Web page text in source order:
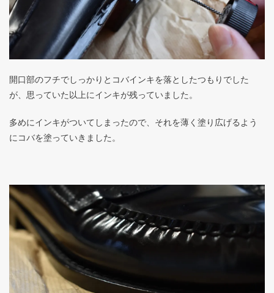
開口部のフチでしっかりとコバインキを落としたつもりでした
が、思っていた以上にインキが残っていました。
多めにインキがついてしまったので、それを薄く塗り広げるよう
にコバを塗っていきました。